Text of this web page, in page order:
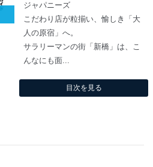
ジャパニーズ
こだわり店が粒揃い、愉しき「大
人の原宿」へ。
サラリーマンの街「新橋」は、こ
んなにも面...
目次を見る